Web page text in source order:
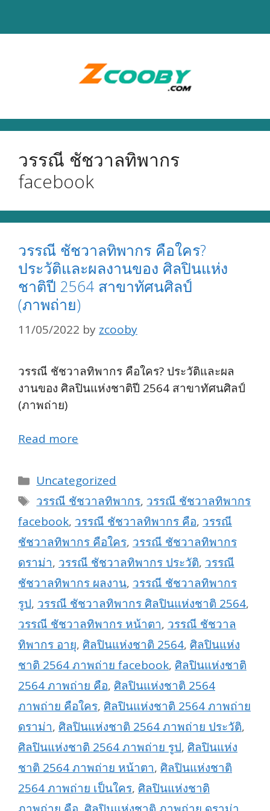
วรรณี ชัชวาลทิพากร
facebook
วรรณี ชัชวาลทิพากร คือใคร?
ประวัติและผลงานของ ศิลปินแห่ง
ชาติปี 2564 สาขาทัศนศิลป์
(ภาพถ่าย)
11/05/2022 by zcooby
วรรณี ชัชวาลทิพากร คือใคร? ประวัติและผล
งานของ ศิลปินแห่งชาติปี 2564 สาขาทัศนศิลป์
(ภาพถ่าย)
Read more
Categories
Uncategorized
Tags
วรรณี ชัชวาลทิพากร, วรรณี ชัชวาลทิพากร
facebook, วรรณี ชัชวาลทิพากร คือ, วรรณี
ชัชวาลทิพากร คือใคร, วรรณี ชัชวาลทิพากร
ดราม่า, วรรณี ชัชวาลทิพากร ประวัติ, วรรณี
ชัชวาลทิพากร ผลงาน, วรรณี ชัชวาลทิพากร
รูป, วรรณี ชัชวาลทิพากร ศิลปินแห่งชาติ 2564,
วรรณี ชัชวาลทิพากร หน้าตา, วรรณี ชัชวาล
ทิพากร อายุ, ศิลปินแห่งชาติ 2564, ศิลปินแห่ง
ชาติ 2564 ภาพถ่าย facebook, ศิลปินแห่งชาติ
2564 ภาพถ่าย คือ, ศิลปินแห่งชาติ 2564
ภาพถ่าย คือใคร, ศิลปินแห่งชาติ 2564 ภาพถ่าย
ดราม่า, ศิลปินแห่งชาติ 2564 ภาพถ่าย ประวัติ,
ศิลปินแห่งชาติ 2564 ภาพถ่าย รูป, ศิลปินแห่ง
ชาติ 2564 ภาพถ่าย หน้าตา, ศิลปินแห่งชาติ
2564 ภาพถ่าย เป็นใคร, ศิลปินแห่งชาติ